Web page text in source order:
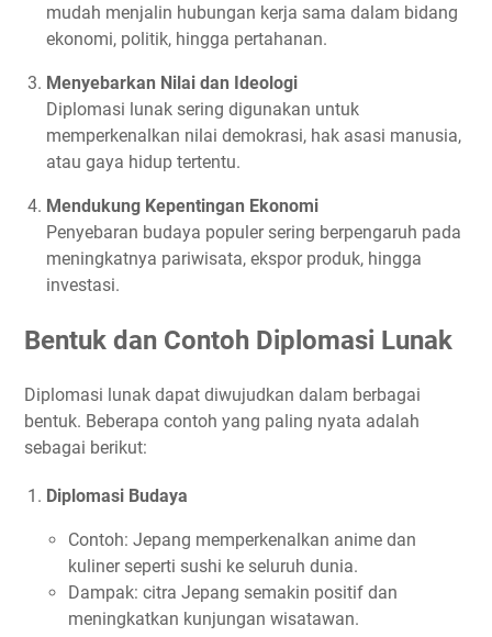
mudah menjalin hubungan kerja sama dalam bidang
ekonomi, politik, hingga pertahanan.
Menyebarkan Nilai dan Ideologi
Diplomasi lunak sering digunakan untuk
memperkenalkan nilai demokrasi, hak asasi manusia,
atau gaya hidup tertentu.
Mendukung Kepentingan Ekonomi
Penyebaran budaya populer sering berpengaruh pada
meningkatnya pariwisata, ekspor produk, hingga
investasi.
Bentuk dan Contoh Diplomasi Lunak
Diplomasi lunak dapat diwujudkan dalam berbagai
bentuk. Beberapa contoh yang paling nyata adalah
sebagai berikut:
Diplomasi Budaya
Contoh: Jepang memperkenalkan anime dan
kuliner seperti sushi ke seluruh dunia.
Dampak: citra Jepang semakin positif dan
meningkatkan kunjungan wisatawan.